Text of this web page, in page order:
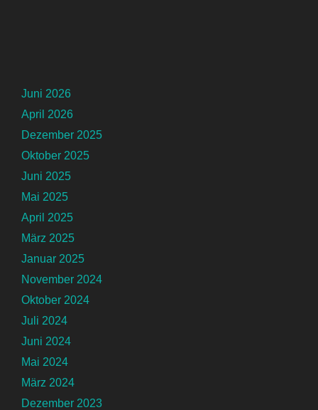
Juni 2026
April 2026
Dezember 2025
Oktober 2025
Juni 2025
Mai 2025
April 2025
März 2025
Januar 2025
November 2024
Oktober 2024
Juli 2024
Juni 2024
Mai 2024
März 2024
Dezember 2023